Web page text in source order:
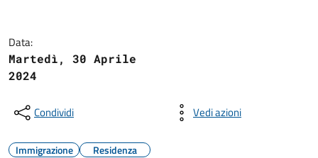
Data:
Martedì, 30 Aprile
2024
Condividi Vedi azioni
Immigrazione Residenza